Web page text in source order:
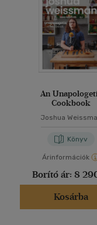
An
Cookbook
Joshua
Könyv
Árinformációk
Borító ár: 8
Kosárba